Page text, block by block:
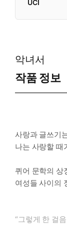
UCI
악녀서
작품 정보
사랑과 글쓰기
나는 사랑할 때
퀴어 문학의 상
여성들 사이의
“그렇게 한 걸